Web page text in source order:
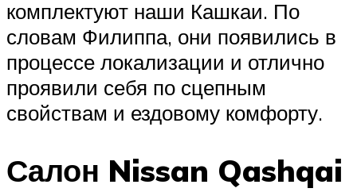
комплектуют наши Кашкаи. По
словам Филиппа, они появились в
процессе локализации и отлично
проявили себя по сцепным
свойствам и ездовому комфорту.
Салон Nissan Qashqai